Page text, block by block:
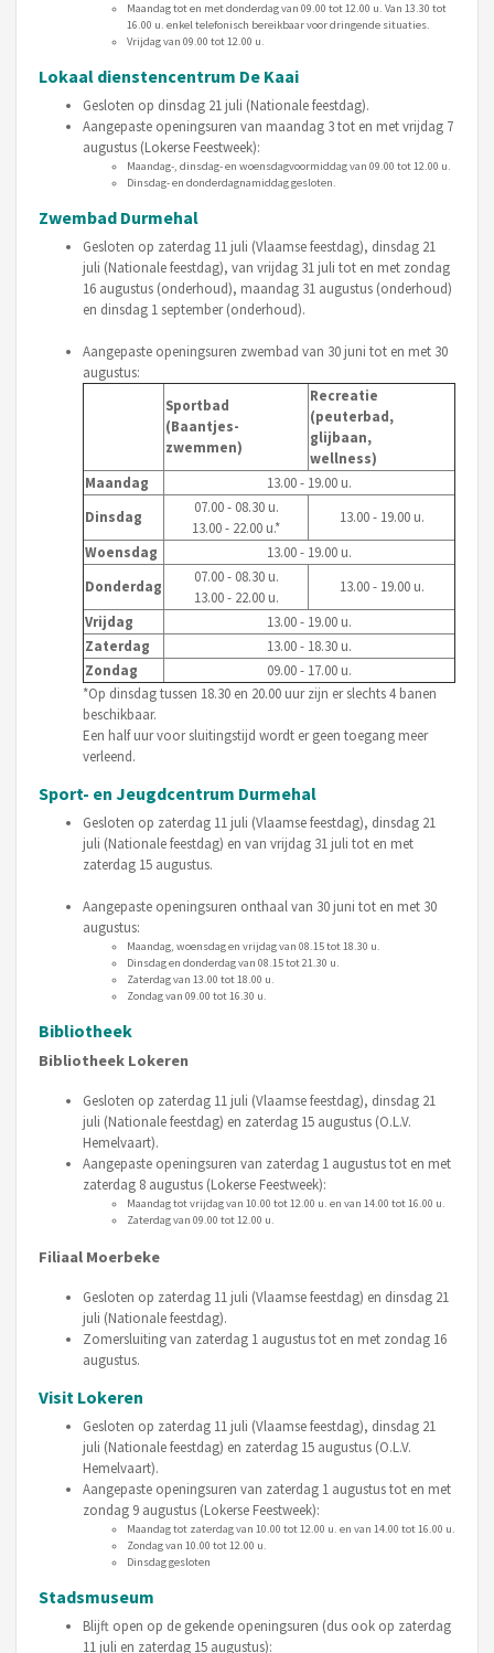
Maandag tot en met donderdag van 09.00 tot 12.00 u. Van 13.30 tot
16.00 u. enkel telefonisch bereikbaar voor dringende situaties.
Vrijdag van 09.00 tot 12.00 u.
Lokaal dienstencentrum De Kaai
Gesloten op dinsdag 21 juli (Nationale feestdag).
Aangepaste openingsuren van maandag 3 tot en met vrijdag 7
augustus (Lokerse Feestweek):
Maandag-, dinsdag- en woensdagvoormiddag van 09.00 tot 12.00 u.
Dinsdag- en donderdagnamiddag gesloten.
Zwembad Durmehal
Gesloten op zaterdag 11 juli (Vlaamse feestdag), dinsdag 21
juli (Nationale feestdag), van vrijdag 31 juli tot en met zondag
16 augustus (onderhoud), maandag 31 augustus (onderhoud)
en dinsdag 1 september (onderhoud).
Aangepaste openingsuren zwembad van 30 juni tot en met 30
augustus:
Sportbad
(Baantjes-
zwemmen)
Recreatie
(peuterbad,
glijbaan,
wellness)
Maandag
13.00 - 19.00 u.
Dinsdag
07.00 - 08.30 u.
13.00 - 22.00 u.*
13.00 - 19.00 u.
Woensdag
13.00 - 19.00 u.
Donderdag
07.00 - 08.30 u.
13.00 - 22.00 u.
13.00 - 19.00 u.
Vrijdag
13.00 - 19.00 u.
Zaterdag
13.00 - 18.30 u.
Zondag
09.00 - 17.00 u.
*Op dinsdag tussen 18.30 en 20.00 uur zijn er slechts 4 banen
beschikbaar.
Een half uur voor sluitingstijd wordt er geen toegang meer
verleend.
Sport- en Jeugdcentrum Durmehal
Gesloten op zaterdag 11 juli (Vlaamse feestdag), dinsdag 21
juli (Nationale feestdag) en van vrijdag 31 juli tot en met
zaterdag 15 augustus.
Aangepaste openingsuren onthaal van 30 juni tot en met 30
augustus:
Maandag, woensdag en vrijdag van 08.15 tot 18.30 u.
Dinsdag en donderdag van 08.15 tot 21.30 u.
Zaterdag van 13.00 tot 18.00 u.
Zondag van 09.00 tot 16.30 u.
Bibliotheek
Bibliotheek Lokeren
Gesloten op zaterdag 11 juli (Vlaamse feestdag), dinsdag 21
juli (Nationale feestdag) en zaterdag 15 augustus (O.L.V.
Hemelvaart).
Aangepaste openingsuren van zaterdag 1 augustus tot en met
zaterdag 8 augustus (Lokerse Feestweek):
Maandag tot vrijdag van 10.00 tot 12.00 u. en van 14.00 tot 16.00 u.
Zaterdag van 09.00 tot 12.00 u.
Filiaal Moerbeke
Gesloten op zaterdag 11 juli (Vlaamse feestdag) en dinsdag 21
juli (Nationale feestdag).
Zomersluiting van zaterdag 1 augustus tot en met zondag 16
augustus.
Visit Lokeren
Gesloten op zaterdag 11 juli (Vlaamse feestdag), dinsdag 21
juli (Nationale feestdag) en zaterdag 15 augustus (O.L.V.
Hemelvaart).
Aangepaste openingsuren van zaterdag 1 augustus tot en met
zondag 9 augustus (Lokerse Feestweek):
Maandag tot zaterdag van 10.00 tot 12.00 u. en van 14.00 tot 16.00 u.
Zondag van 10.00 tot 12.00 u.
Dinsdag gesloten
Stadsmuseum
Blijft open op de gekende openingsuren (dus ook op zaterdag
11 juli en zaterdag 15 augustus):